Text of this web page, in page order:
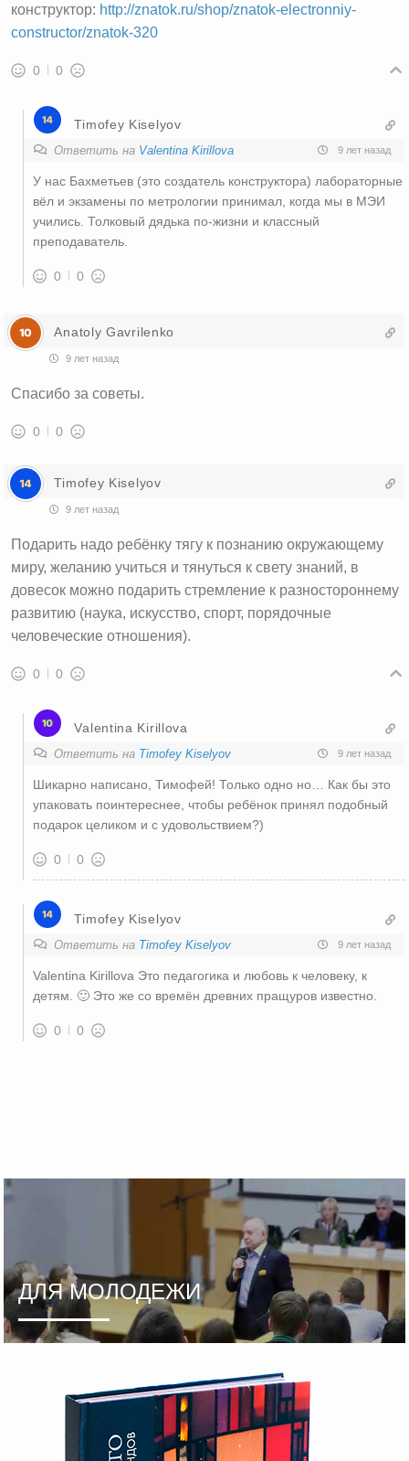
конструктор: http://znatok.ru/shop/znatok-electronniy-
constructor/znatok-320
0 0
Timofey Kiselyov
Ответить на Valentina Kirillova 9 лет назад
У нас Бахметьев (это создатель конструктора) лабораторные
вёл и экзамены по метрологии принимал, когда мы в МЭИ
учились. Толковый дядька по-жизни и классный
преподаватель.
0 0
Anatoly Gavrilenko
9 лет назад
Спасибо за советы.
0 0
Timofey Kiselyov
9 лет назад
Подарить надо ребёнку тягу к познанию окружающему
миру, желанию учиться и тянуться к свету знаний, в
довесок можно подарить стремление к разностороннему
развитию (наука, искусство, спорт, порядочные
человеческие отношения).
0 0
Valentina Kirillova
Ответить на Timofey Kiselyov 9 лет назад
Шикарно написано, Тимофей! Только одно но… Как бы это
упаковать поинтереснее, чтобы ребёнок принял подобный
подарок целиком и с удовольствием?)
0 0
Timofey Kiselyov
Ответить на Timofey Kiselyov 9 лет назад
Valentina Kirillova Это педагогика и любовь к человеку, к
детям. 🙂 Это же со времён древних пращуров известно.
0 0
ДЛЯ МОЛОДЕЖИ